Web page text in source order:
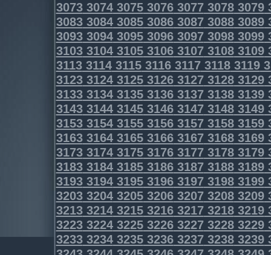
3073307430753076307730783079
3083308430853086308730883089
3093309430953096309730983099
3103310431053106310731083109
3113311431153116311731183119
3123312431253126312731283129
3133313431353136313731383139
3143314431453146314731483149
3153315431553156315731583159
3163316431653166316731683169
3173317431753176317731783179
3183318431853186318731883189
3193319431953196319731983199
3203320432053206320732083209
3213321432153216321732183219
3223322432253226322732283229
3233323432353236323732383239